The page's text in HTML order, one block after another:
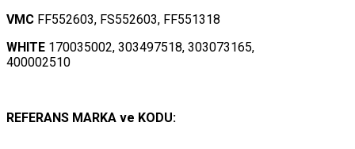
VMC FF552603, FS552603, FF551318
WHITE 170035002, 303497518, 303073165,
400002510
REFERANS MARKA ve KODU: